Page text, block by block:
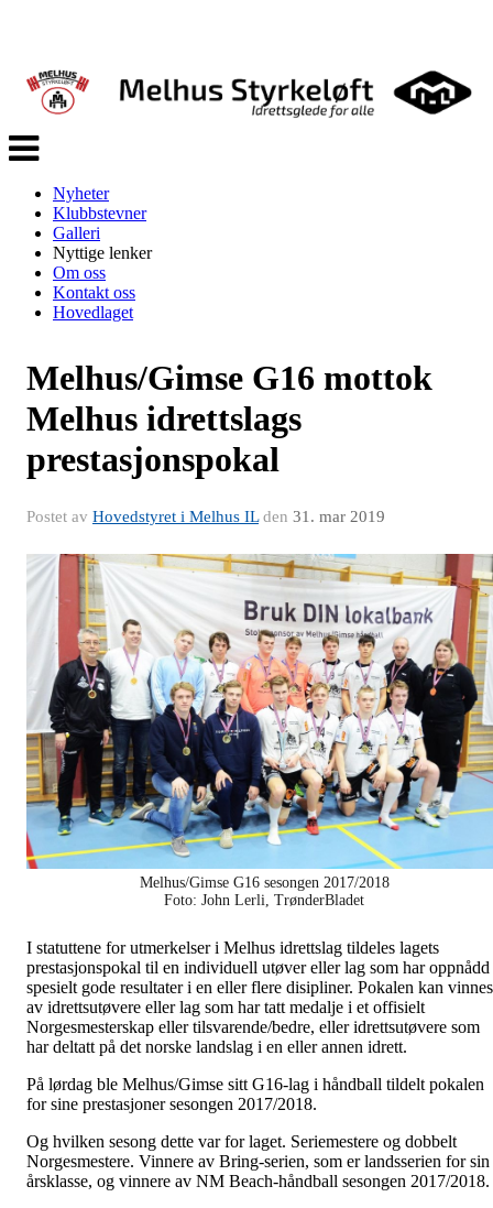
Veksle
navigasjon
Nyheter
Klubbstevner
Galleri
Nyttige lenker
Om oss
Kontakt oss
Hovedlaget
Melhus/Gimse G16 mottok
Melhus idrettslags
prestasjonspokal
Postet av Hovedstyret i Melhus ILden 31. mar 2019
Melhus/Gimse G16 sesongen 2017/2018
Foto: John Lerli, TrønderBladet
I statuttene for utmerkelser i Melhus idrettslag tildeles lagets
prestasjonspokal til en individuell utøver eller lag som har oppnådd
spesielt gode resultater i en eller flere disipliner. Pokalen kan vinnes
av idrettsutøvere eller lag som har tatt medalje i et offisielt
Norgesmesterskap eller tilsvarende/bedre, eller idrettsutøvere som
har deltatt på det norske landslag i en eller annen idrett.
På lørdag ble Melhus/Gimse sitt G16-lag i håndball tildelt pokalen
for sine prestasjoner sesongen 2017/2018.
Og hvilken sesong dette var for laget. Seriemestere og dobbelt
Norgesmestere. Vinnere av Bring-serien, som er landsserien for sin
årsklasse, og vinnere av NM Beach-håndball sesongen 2017/2018.